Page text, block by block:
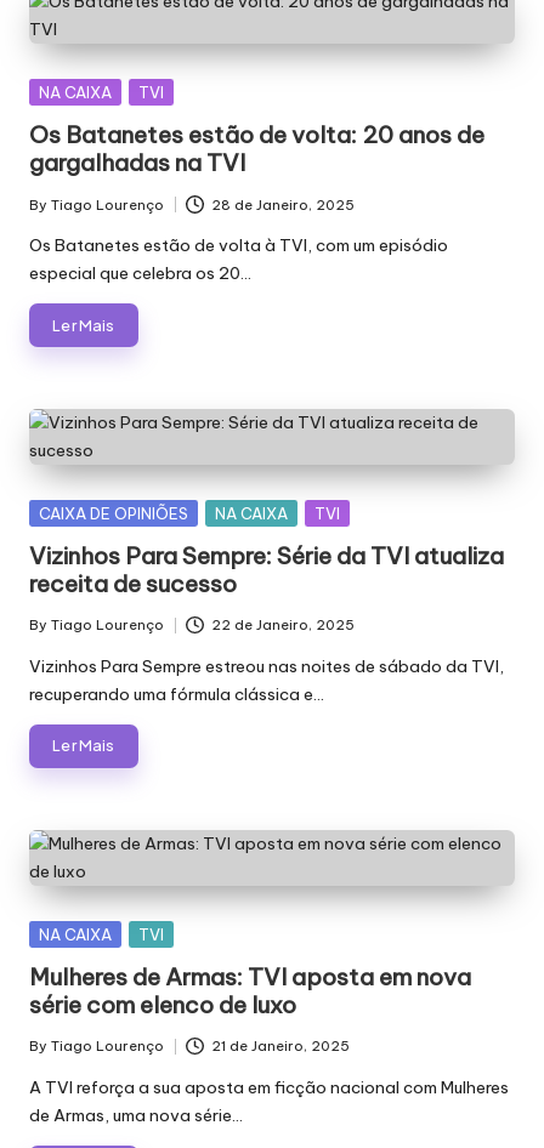
Posted
NA CAIXA TVI
Os Batanetes estão de volta: 20 anos de
gargalhadas na TVI
Posted
by
By Tiago Lourenço 28 de Janeiro, 2025
Os Batanetes estão de volta à TVI, com um episódio
especial que celebra os 20…
Ler Mais
Posted
CAIXA DE OPINIÕES NA CAIXA TVI
Vizinhos Para Sempre: Série da TVI atualiza
receita de sucesso
Posted
by
By Tiago Lourenço 22 de Janeiro, 2025
Vizinhos Para Sempre estreou nas noites de sábado da TVI,
recuperando uma fórmula clássica e…
Ler Mais
Posted
NA CAIXA TVI
Mulheres de Armas: TVI aposta em nova
série com elenco de luxo
Posted
by
By Tiago Lourenço 21 de Janeiro, 2025
A TVI reforça a sua aposta em ficção nacional com Mulheres
de Armas, uma nova série…